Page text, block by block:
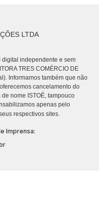
LTDA
digital independente e sem
TRES COMÉRCIO DE
Informamos também que não
cancelamento do
nome ISTOÉ, tampouco
apenas pelo
respectivos sites.
Imprensa: